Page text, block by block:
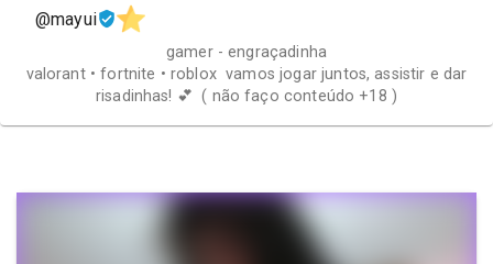
@mayui
gamer - engraçadinha
valorant • fortnite • roblox vamos jogar juntos, assistir e dar
risadinhas! 💕 ( não faço conteúdo +18 )